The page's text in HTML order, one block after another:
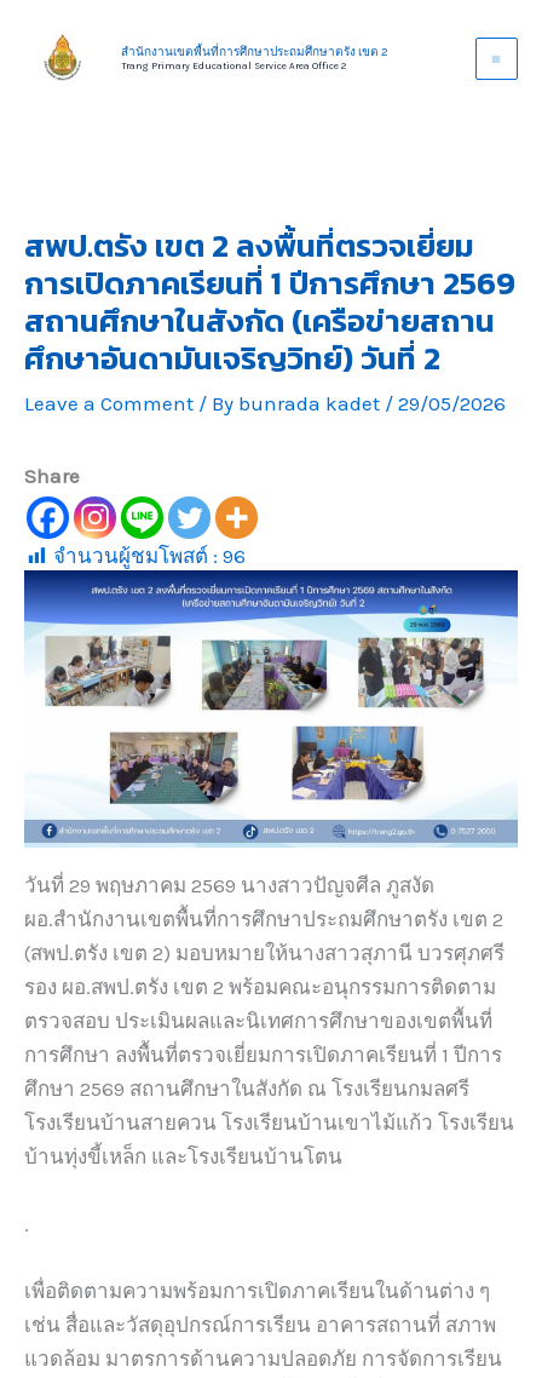
content
สำนักงานเขตพื้นที่การศึกษาประถมศึกษาตรัง เขต 2
Trang Primary Educational Service Area Office 2
สพป.ตรัง เขต 2 ลงพื้นที่ตรวจเยี่ยม
การเปิดภาคเรียนที่ 1 ปีการศึกษา 2569
สถานศึกษาในสังกัด (เครือข่ายสถาน
ศึกษาอันดามันเจริญวิทย์) วันที่ 2
Leave a Comment / By bunrada kadet / 29/05/2026
Share
จำนวนผู้ชมโพสต์ : 96
วันที่ 29 พฤษภาคม 2569 นางสาวปัญจศีล ภูสงัด
ผอ.สำนักงานเขตพื้นที่การศึกษาประถมศึกษาตรัง เขต 2
(สพป.ตรัง เขต 2) มอบหมายให้นางสาวสุภานี บวรศุภศรี
รอง ผอ.สพป.ตรัง เขต 2 พร้อมคณะอนุกรรมการติดตาม
ตรวจสอบ ประเมินผลและนิเทศการศึกษาของเขตพื้นที่
การศึกษา ลงพื้นที่ตรวจเยี่ยมการเปิดภาคเรียนที่ 1 ปีการ
ศึกษา 2569 สถานศึกษาในสังกัด ณ โรงเรียนกมลศรี
โรงเรียนบ้านสายควน โรงเรียนบ้านเขาไม้แก้ว โรงเรียน
บ้านทุ่งขี้เหล็ก และโรงเรียนบ้านโตน
.
เพื่อติดตามความพร้อมการเปิดภาคเรียนในด้านต่าง ๆ
เช่น สื่อและวัสดุอุปกรณ์การเรียน อาคารสถานที่ สภาพ
แวดล้อม มาตรการด้านความปลอดภัย การจัดการเรียน